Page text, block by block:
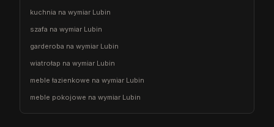
kuchnia na wymiar Lubin
szafa na wymiar Lubin
garderoba na wymiar Lubin
wiatrołap na wymiar Lubin
meble łazienkowe na wymiar Lubin
meble pokojowe na wymiar Lubin